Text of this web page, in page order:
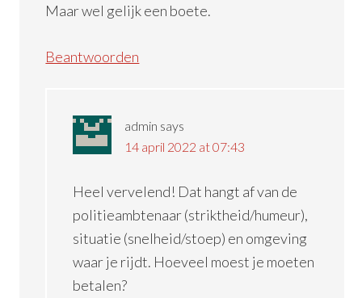
Maar wel gelijk een boete.
Beantwoorden
admin says
14 april 2022 at 07:43
Heel vervelend! Dat hangt af van de
politieambtenaar (striktheid/humeur),
situatie (snelheid/stoep) en omgeving
waar je rijdt. Hoeveel moest je moeten
betalen?